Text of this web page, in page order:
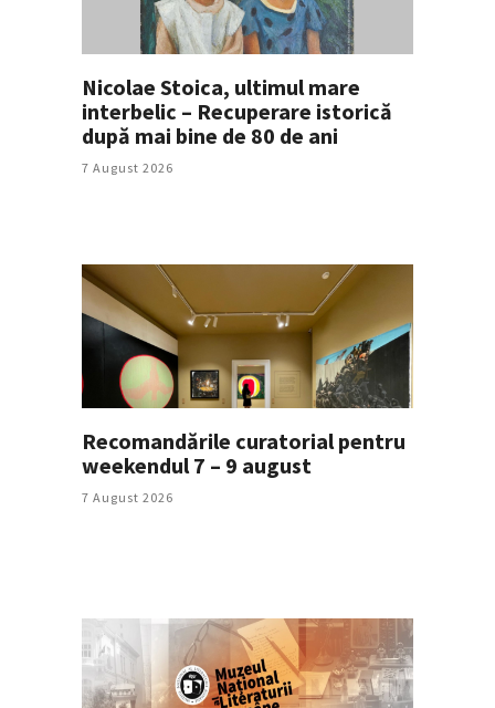
Nicolae Stoica, ultimul mare
interbelic – Recuperare istorică
după mai bine de 80 de ani
7 August 2026
Recomandările curatorial pentru
weekendul 7 – 9 august
7 August 2026